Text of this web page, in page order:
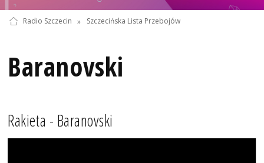
Radio Szczecin » Szczecińska Lista Przebojów
Baranovski
Rakieta - Baranovski